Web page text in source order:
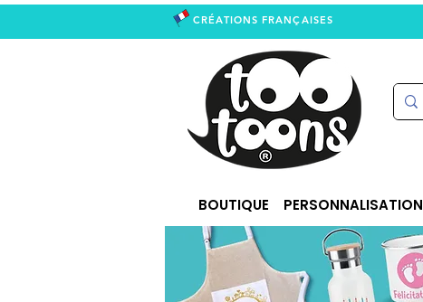
CRÉATIONS FRANÇAISES
BOUTIQUE PERSONNALISATION